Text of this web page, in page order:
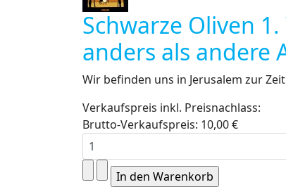
Schwarze Oliven
anders als andere
Wir befinden uns in Jerusalem zur
Verkaufspreis inkl. Preisnachlass:
Brutto-Verkaufspreis: 10,00 €